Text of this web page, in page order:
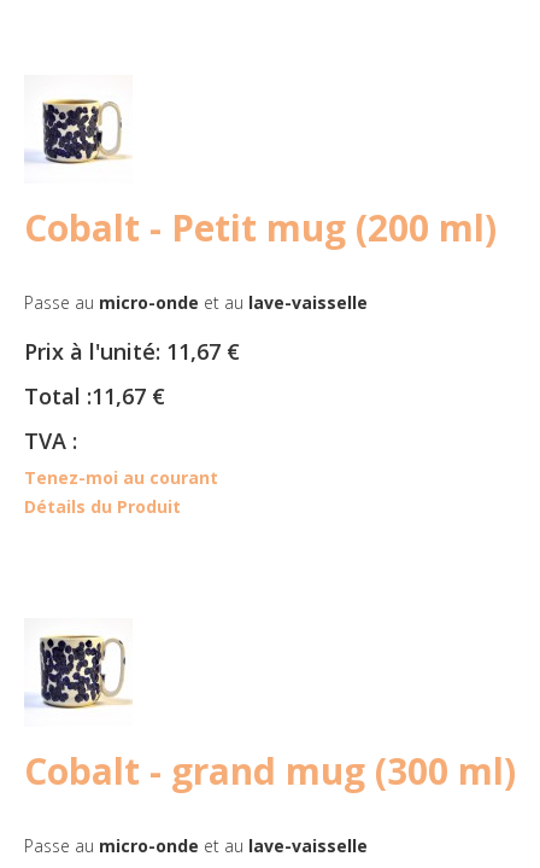
Cobalt - Petit mug (200 ml)
Passe au micro-onde et au lave-vaisselle
Prix à l'unité: 11,67 €
Total :11,67 €
TVA :
Tenez-moi au courant
Détails du Produit
Cobalt - grand mug (300 ml)
Passe au micro-onde et au lave-vaisselle